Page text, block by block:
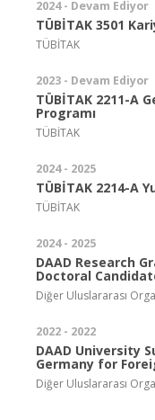
2024 - Devam Ediyor
TÜBİTAK 3501
TÜBİTAK
2023 - Devam Ediyor
TÜBİTAK 2211-A
Programı
TÜBİTAK
2024 - 2025
TÜBİTAK 2214-A
TÜBİTAK
2024 - 2025
DAAD Research
Doctoral
Diğer Uluslararası
2022 - 2022
DAAD University
Germany for
Diğer Uluslararası